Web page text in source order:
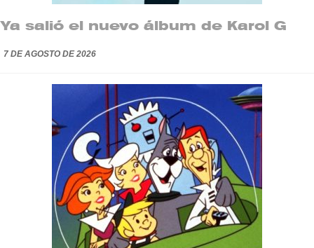
Ya salió el nuevo álbum de Karol G
7 DE AGOSTO DE 2026